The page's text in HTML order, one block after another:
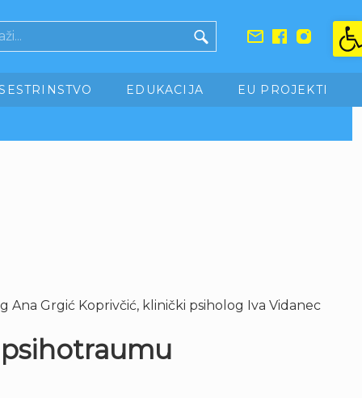
EDUKACIJA EU PROJEKTI
Ana Grgić Koprivčić, klinički psiholog Iva Vidanec